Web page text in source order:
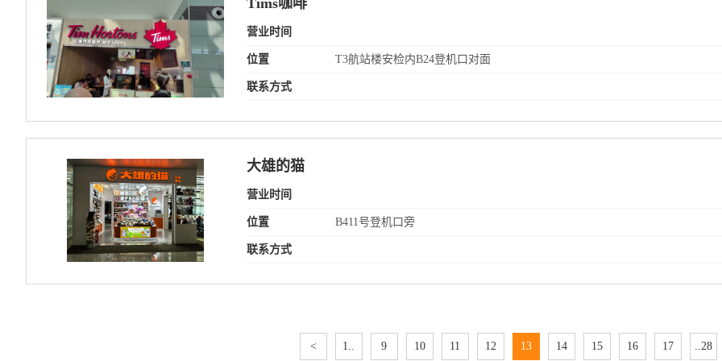
Tims咖啡
营业时间
位置 T3航站楼安检内B24登机口对面
联系方式
大雄的猫
营业时间
位置 B411号登机口旁
联系方式
< 1.. 9 10 11 12 13 14 15 16 17 ..28